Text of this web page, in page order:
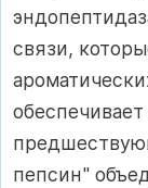
связи,
пепсин"